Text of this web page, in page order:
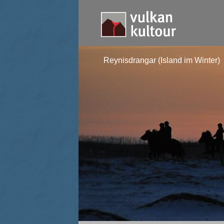
Reynisdrangar (Island im Winter)